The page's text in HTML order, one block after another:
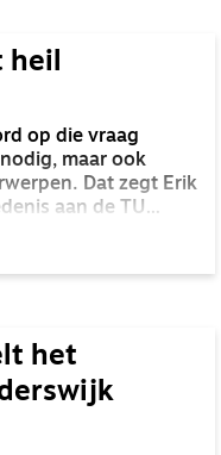
heil
op die vraag
maar ook
Dat zegt Erik
aan de TU
het